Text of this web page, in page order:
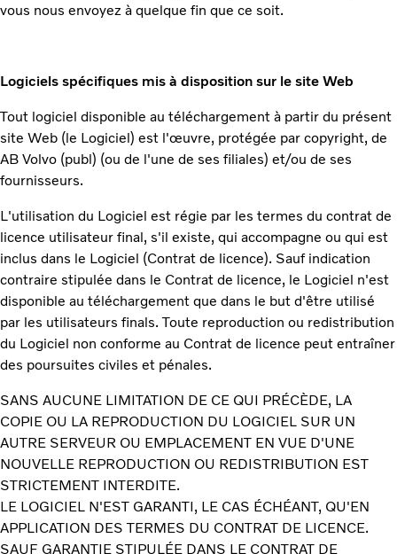
vous nous envoyez à quelque fin que ce soit.
Logiciels spécifiques mis à disposition sur le site Web
Tout logiciel disponible au téléchargement à partir du présent
site Web (le Logiciel) est l'œuvre, protégée par copyright, de
AB Volvo (publ) (ou de l'une de ses filiales) et/ou de ses
fournisseurs.
L'utilisation du Logiciel est régie par les termes du contrat de
licence utilisateur final, s'il existe, qui accompagne ou qui est
inclus dans le Logiciel (Contrat de licence). Sauf indication
contraire stipulée dans le Contrat de licence, le Logiciel n'est
disponible au téléchargement que dans le but d'être utilisé
par les utilisateurs finals. Toute reproduction ou redistribution
du Logiciel non conforme au Contrat de licence peut entraîner
des poursuites civiles et pénales.
SANS AUCUNE LIMITATION DE CE QUI PRÉCÈDE, LA
COPIE OU LA REPRODUCTION DU LOGICIEL SUR UN
AUTRE SERVEUR OU EMPLACEMENT EN VUE D'UNE
NOUVELLE REPRODUCTION OU REDISTRIBUTION EST
STRICTEMENT INTERDITE.
LE LOGICIEL N'EST GARANTI, LE CAS ÉCHÉANT, QU'EN
APPLICATION DES TERMES DU CONTRAT DE LICENCE.
SAUF GARANTIE STIPULÉE DANS LE CONTRAT DE